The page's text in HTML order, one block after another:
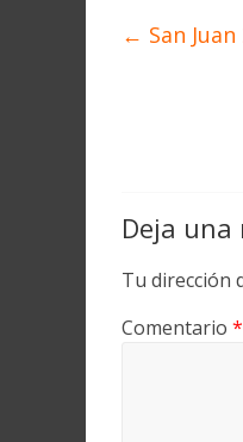
← San
Deja una
Tu dirección
Comentario *